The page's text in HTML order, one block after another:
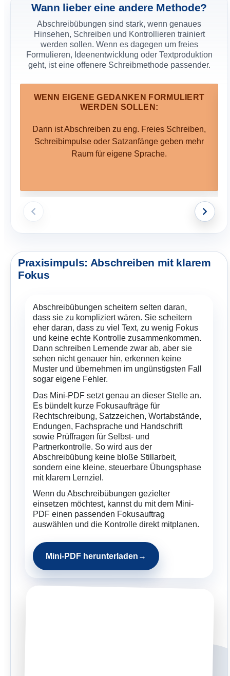
Wortabstände klar?“ oder „Sind die schwierigen Wörter
Abschreiben darf nicht als Strafe erscheinen:
Sobald Abschreiben mit Ärger, Disziplinierung oder
Strafarbeit verbunden ist, verliert die Methode ihren
Lernwert. Rahme sie als Genauigkeitstraining und
mache transparent, woran die Lernenden anschließend
Wann lieber eine andere Methode?
Abschreibübungen sind stark, wenn genaues
Hinsehen, Schreiben und Kontrollieren trainiert
werden sollen. Wenn es dagegen um freies
Formulieren, Ideenentwicklung oder Textproduktion
geht, ist eine offenere Schreibmethode passender.
WENN EIGENE GEDANKEN FORMULIERT
WERDEN SOLLEN:
Dann ist Abschreiben zu eng. Freies Schreiben,
Schreibimpulse oder Satzanfänge geben mehr
Raum für eigene Sprache.
Praxisimpuls: Abschreiben mit klarem
Fokus
Abschreibübungen scheitern selten daran,
dass sie zu kompliziert wären. Sie scheitern
eher daran, dass zu viel Text, zu wenig Fokus
und keine echte Kontrolle zusammenkommen.
Dann schreiben Lernende zwar ab, aber sie
sehen nicht genauer hin, erkennen keine
Muster und übernehmen im ungünstigsten Fall
sogar eigene Fehler.
Das Mini-PDF setzt genau an dieser Stelle an.
Es bündelt kurze Fokusaufträge für
Rechtschreibung, Satzzeichen, Wortabstände,
Endungen, Fachsprache und Handschrift
sowie Prüffragen für Selbst- und
Partnerkontrolle. So wird aus der
Abschreibübung keine bloße Stillarbeit,
sondern eine kleine, steuerbare Übungsphase
mit klarem Lernziel.
Wenn du Abschreibübungen gezielter
einsetzen möchtest, kannst du mit dem Mini-
PDF einen passenden Fokusauftrag
auswählen und die Kontrolle direkt mitplanen.
Mini-PDF herunterladen